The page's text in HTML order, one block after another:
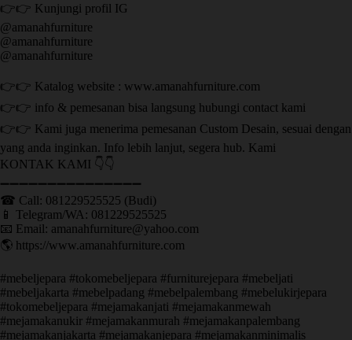
👉👉 Kunjungi profil IG
@amanahfurniture
@amanahfurniture
@amanahfurniture
👉👉 Katalog website : www.amanahfurniture.com
👉👉 info & pemesanan bisa langsung hubungi contact kami
👉👉 Kami juga menerima pemesanan Custom Desain, sesuai dengan
yang anda inginkan. Info lebih lanjut, segera hub. Kami
KONTAK KAMI 👇👇
➖➖➖➖➖➖➖➖➖➖➖➖➖➖➖ ㅤ
☎ Call: 081229525525 (Budi)
📱 Telegram/WA: 081229525525
📧 Email: amanahfurniture@yahoo.com
🌎 https://www.amanahfurniture.com
#mebeljepara #tokomebeljepara #furniturejepara #mebeljati
#mebeljakarta #mebelpadang #mebelpalembang #mebelukirjepara
#tokomebeljepara #mejamakanjati #mejamakanmewah
#mejamakanukir #mejamakanmurah #mejamakanpalembang
#mejamakanjakarta #mejamakanjepara #mejamakanminimalis